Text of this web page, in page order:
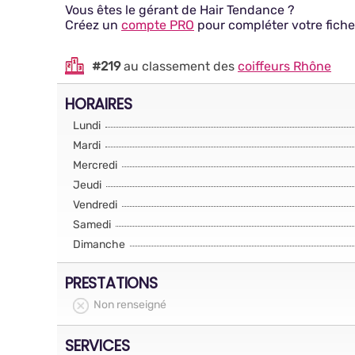
Vous êtes le gérant de Hair Tendance ?
Créez un compte PRO pour compléter votre
#219au classement des coiffeurs Rhône
HORAIRES
Lundi
Mardi
Mercredi
Jeudi
Vendredi
Samedi
Dimanche
PRESTATIONS
Non renseigné
SERVICES